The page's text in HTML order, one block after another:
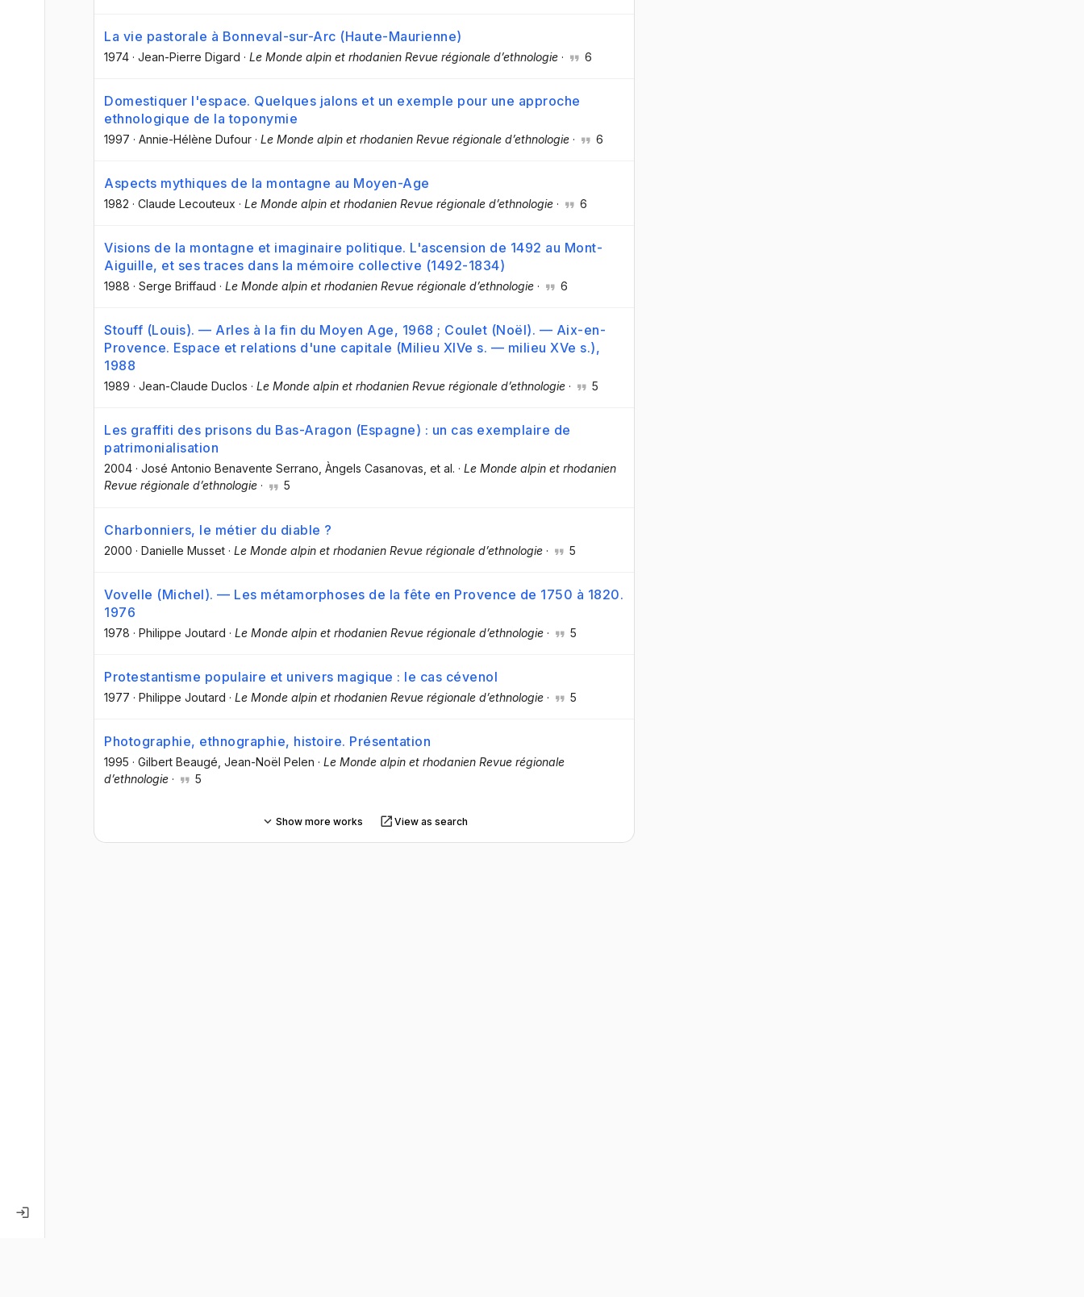
La vie pastorale à Bonneval-sur-Arc (Haute-Maurienne)
1974 · Jean-Pierre Digard · Le Monde alpin et rhodanien Revue régionale d’ethnologie · 6
Domestiquer l'espace. Quelques jalons et un exemple pour une approche
ethnologique de la toponymie
1997 · Annie-Hélène Dufour · Le Monde alpin et rhodanien Revue régionale d’ethnologie · 6
Aspects mythiques de la montagne au Moyen-Age
1982 · Claude Lecouteux · Le Monde alpin et rhodanien Revue régionale d’ethnologie · 6
Visions de la montagne et imaginaire politique. L'ascension de 1492 au Mont-
Aiguille, et ses traces dans la mémoire collective (1492-1834)
1988 · Serge Briffaud · Le Monde alpin et rhodanien Revue régionale d’ethnologie · 6
Stouff (Louis). — Arles à la fin du Moyen Age, 1968 ; Coulet (Noël). — Aix-en-
Provence. Espace et relations d'une capitale (Milieu XIVe s. — milieu XVe s.),
1988
1989 · Jean-Claude Duclos · Le Monde alpin et rhodanien Revue régionale d’ethnologie · 5
Les graffiti des prisons du Bas-Aragon (Espagne) : un cas exemplaire de
patrimonialisation
2004 · José Antonio Benavente Serrano, Àngels Casanovas, et al. · Le Monde alpin et rhodanien
Revue régionale d’ethnologie · 5
Charbonniers, le métier du diable ?
2000 · Danielle Musset · Le Monde alpin et rhodanien Revue régionale d’ethnologie · 5
Vovelle (Michel). — Les métamorphoses de la fête en Provence de 1750 à 1820.
1976
1978 · Philippe Joutard · Le Monde alpin et rhodanien Revue régionale d’ethnologie · 5
Protestantisme populaire et univers magique : le cas cévenol
1977 · Philippe Joutard · Le Monde alpin et rhodanien Revue régionale d’ethnologie · 5
Photographie, ethnographie, histoire. Présentation
1995 · Gilbert Beaugé , Jean-Noël Pelen · Le Monde alpin et rhodanien Revue régionale
d’ethnologie · 5
Show more works View as search